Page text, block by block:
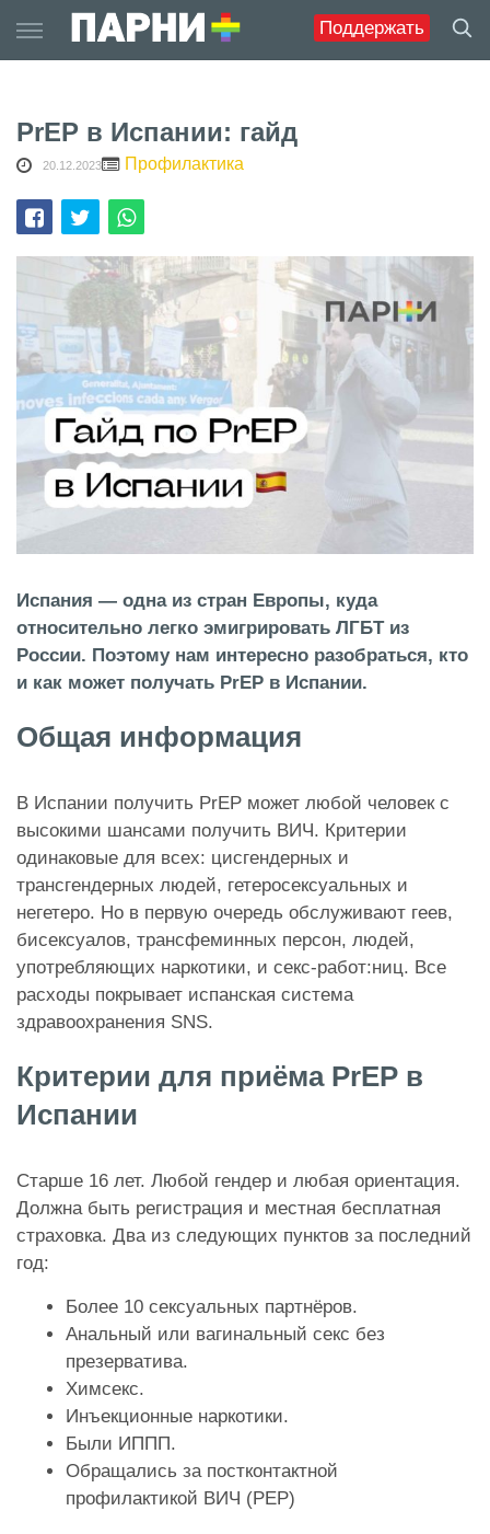
Поддержать
to
content
PrEP в Испании: гайд
20.12.2023 Профилактика
Испания — одна из стран Европы, куда
относительно легко эмигрировать ЛГБТ из
России. Поэтому нам интересно разобраться, кто
и как может получать PrEP в Испании.
Общая информация
В Испании получить PrEP может любой человек с
высокими шансами получить ВИЧ. Критерии
одинаковые для всех: цисгендерных и
трансгендерных людей, гетеросексуальных и
негетеро. Но в первую очередь обслуживают геев,
бисексуалов, трансфеминных персон, людей,
употребляющих наркотики, и секс-работ:ниц. Все
расходы покрывает испанская система
здравоохранения SNS.
Критерии для приёма PrEP в
Испании
Старше 16 лет. Любой гендер и любая ориентация.
Должна быть регистрация и местная бесплатная
страховка. Два из следующих пунктов за последний
год:
Более 10 сексуальных партнёров.
Анальный или вагинальный секс без
презерватива.
Химсекс.
Инъекционные наркотики.
Были ИППП.
Обращались за постконтактной
профилактикой ВИЧ (PEP)